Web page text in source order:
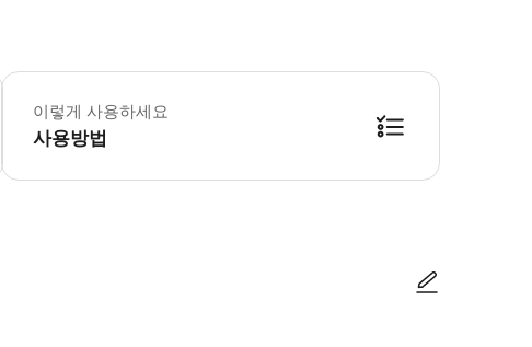
• 주소는 예약 후 안내해 드립니다. 추가 정보가 필요하시면 확인 바우처에 제공
이렇게 사용하세요
사용방법